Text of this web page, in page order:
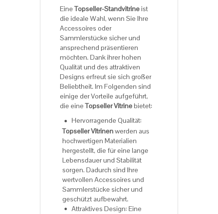
EineTopseller-Standvitrineist
die ideale Wahl, wenn Sie Ihre
Accessoires oder
Sammlerstücke sicher und
ansprechend präsentieren
möchten. Dank ihrer hohen
Qualität und des attraktiven
Designs erfreut sie sich großer
Beliebtheit. Im Folgenden sind
einige der Vorteile aufgeführt,
die eineTopseller Vitrinebietet:
Hervorragende Qualität:
Topseller Vitrinenwerden aus
hochwertigen Materialien
hergestellt, die für eine lange
Lebensdauer und Stabilität
sorgen. Dadurch sind Ihre
wertvollen Accessoires und
Sammlerstücke sicher und
geschützt aufbewahrt.
Attraktives Design: Eine